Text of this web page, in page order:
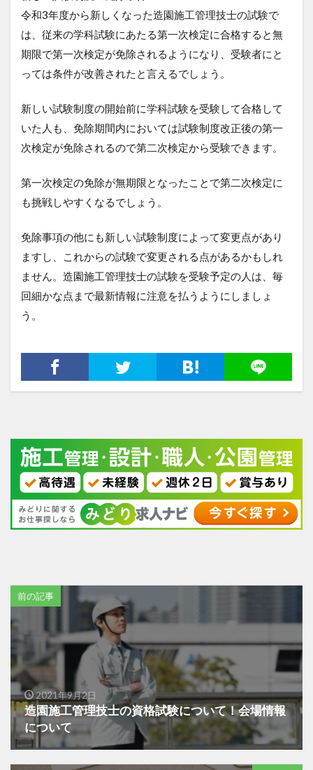
令和3年度から新しくなった造園施工管理技士の試験で
は、従来の学科試験にあたる第一次検定に合格すると無
期限で第一次検定が免除されるようになり、受験者にと
っては条件が改善されたと言えるでしょう。
新しい試験制度の開始前に学科試験を受験して合格して
いた人も、免除期間内においては試験制度改正後の第一
次検定が免除されるので第二次検定から受験できます。
第一次検定の免除が無期限となったことで第二次検定に
も挑戦しやすくなるでしょう。
免除事項の他にも新しい試験制度によって変更点があり
ますし、これからの試験で変更される点があるかもしれ
ません。造園施工管理技士の試験を受験予定の人は、毎
回細かな点まで最新情報に注意を払うようにしましょ
う。
前の記事
2021年9月2日
造園施工管理技士の資格試験について！会場情報
について